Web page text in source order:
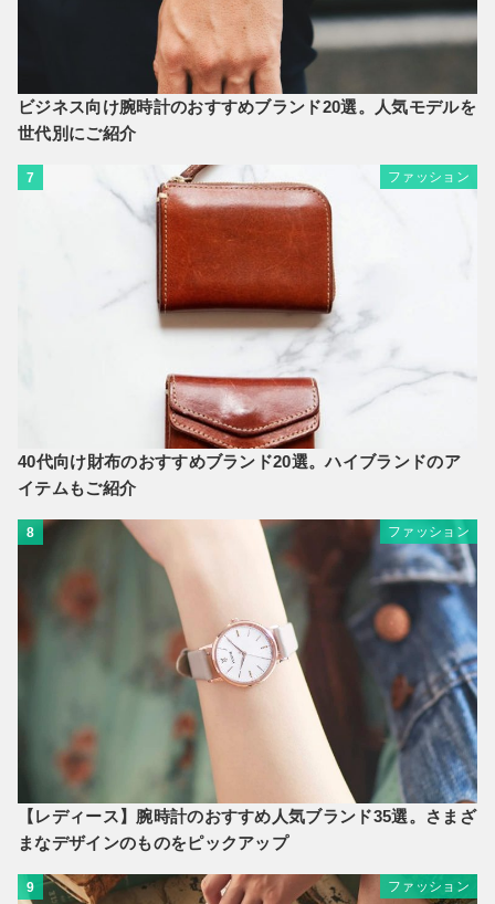
ビジネス向け腕時計のおすすめブランド20選。人気モデルを
世代別にご紹介
7 ファッション
40代向け財布のおすすめブランド20選。ハイブランドのア
イテムもご紹介
8 ファッション
【レディース】腕時計のおすすめ人気ブランド35選。さまざ
まなデザインのものをピックアップ
9 ファッション